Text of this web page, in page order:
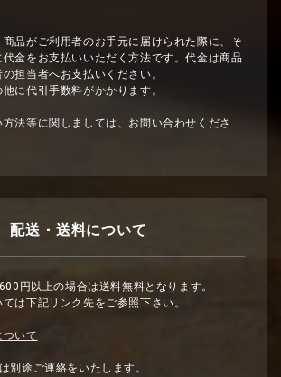
品がご利用者のお手元に届けられた際に、そ
金をお支払いいただく方法です。代金は商品
担当者へお支払いください。
に代引手数料がかかります。
法等に関しましては、お問い合わせくださ
配送・送料について
円以上の場合は送料無料となります。
は下記リンク先をご参照下さい。
ついて
別途ご連絡をいたします。